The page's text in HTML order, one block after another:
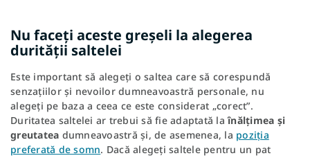
Nu faceți aceste greșeli la alegerea
durității saltelei
Este important să alegeți o saltea care să corespundă
senzațiilor și nevoilor dumneavoastră personale, nu
alegeți pe baza a ceea ce este considerat „corect”.
Duritatea saltelei ar trebui să fie adaptată laînălțimea și
greutatea dumneavoastră și, de asemenea, la poziția
preferată de somn. Dacă alegeți saltele pentru un pat